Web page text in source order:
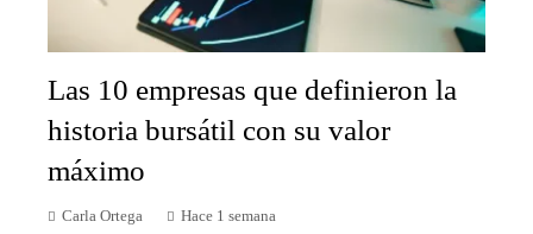
Las 10 empresas que definieron la
historia bursátil con su valor
máximo
Carla Ortega Hace 1 semana